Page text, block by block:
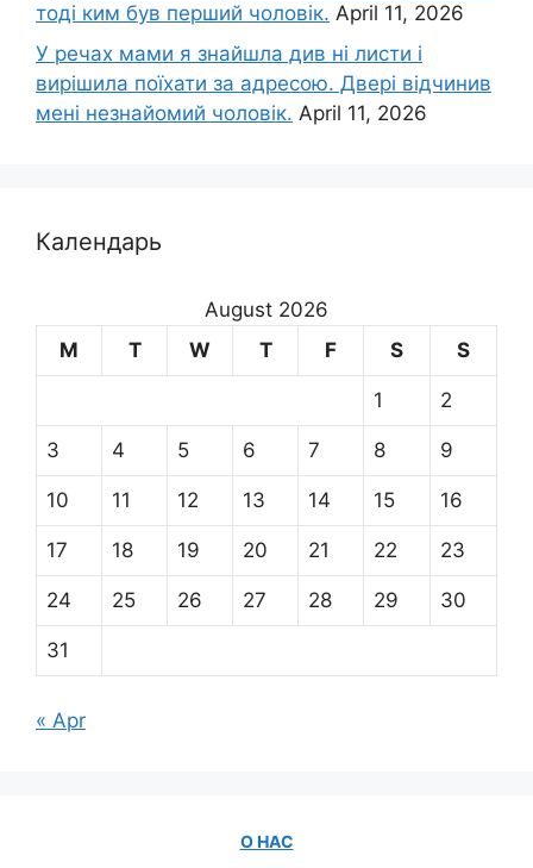
тоді ким був перший чоловік. April 11, 2026
У речах мами я знайшла див ні листи і
вирішила поїхати за адресою. Двері відчинив
мені незнайомий чоловік. April 11, 2026
Календарь
August 2026
M
T W T F S S
1 2
3 4 5 6 7 8 9
10 11 12 13 14 15 16
17 18 19 20 21 22 23
24 25 26 27 28 29 30
31
« Apr
О НАС